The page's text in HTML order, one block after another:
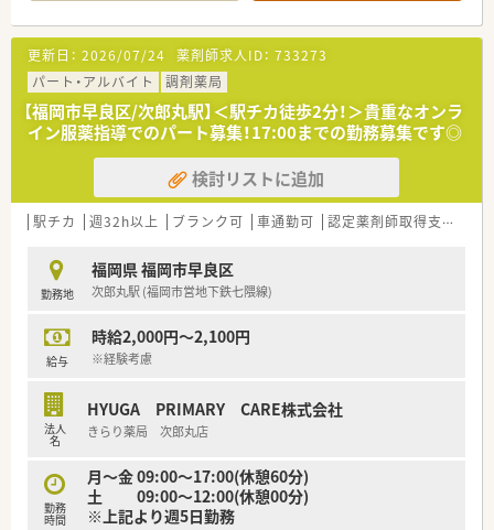
【法人特徴について】
■東証グロース市場に上場し、在宅医療を主軸に福岡から関東ま
で事業を拡大している成長企業です。
■福岡県における在宅医療のシェアは第1位であり、業界のリー
ディングカンパニーとして走り続けています。
■現場の声を反映した自社開発の在宅業務専用システムで、薬剤
師の業務負担軽減を実現しています。
【こんな方にオススメ】
■今後ますます需要が高まる在宅医療の分野で、専門的なスキル
■ワークライフバランスを重視し、残業が少なく休日もしっかり
と確保できる環境を求めている方に最適です。
■成長を続ける上場企業で安定したキャリアを築きながら、多様
■薬剤師本来の対人業務である監査と服薬指導に専念できるた
め、専門性を存分に発揮できる点が魅力です。
更新日： 2026/07/24 薬剤師求人ID： 733273
パート・アルバイト
調剤薬局
【福岡市早良区/次郎丸駅】＜駅チカ徒歩2分！＞貴重なオンラ
イン服薬指導でのパート募集！17:00までの勤務募集です◎
検討リストに追加
駅チカ 週32h以上 ブランク可 車通勤可 認定薬剤師取得支援あり
勤務地
福岡県 福岡市早良区
次郎丸駅 (福岡市営地下鉄七隈線)
給与
時給2,000円～2,100円
※経験考慮
法人
名
HYUGA PRIMARY CARE株式会社
きらり薬局 次郎丸店
勤務
時間
月～金 09:00～17:00(休憩60分)
土 09:00～12:00(休憩00分)
※上記より週5日勤務